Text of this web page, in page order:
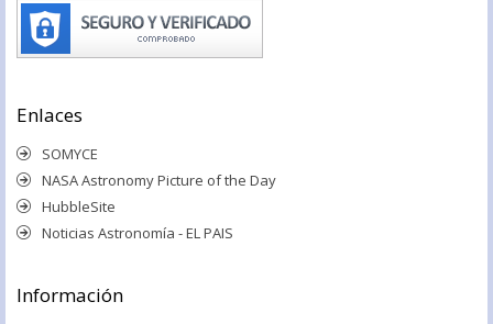
Enlaces
SOMYCE
NASA Astronomy Picture of the Day
HubbleSite
Noticias Astronomía - EL PAIS
Información